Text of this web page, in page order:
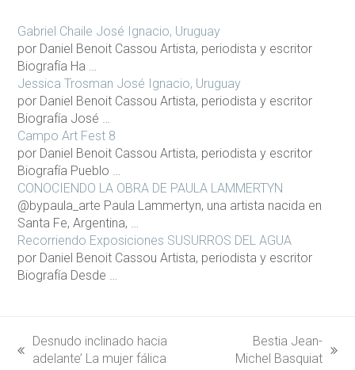
Gabriel Chaile José Ignacio, Uruguay
por Daniel Benoit Cassou Artista, periodista y escritor
Biografía Ha …
Jessica Trosman José Ignacio, Uruguay
por Daniel Benoit Cassou Artista, periodista y escritor
Biografía José …
Campo Art Fest 8
por Daniel Benoit Cassou Artista, periodista y escritor
Biografía Pueblo …
CONOCIENDO LA OBRA DE PAULA LAMMERTYN
@bypaula_arte Paula Lammertyn, una artista nacida en
Santa Fe, Argentina, …
Recorriendo Exposiciones SUSURROS DEL AGUA
por Daniel Benoit Cassou Artista, periodista y escritor
Biografía Desde …
previous
Desnudo inclinado hacia
adelante’ La mujer fálica
next
Bestia Jean-
Michel Basquiat